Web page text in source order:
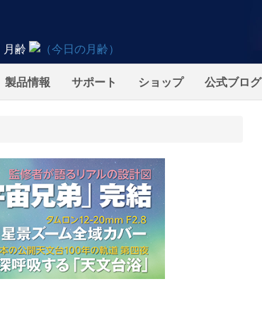
月齢
製品情報 サポート ショップ 公式ブログ